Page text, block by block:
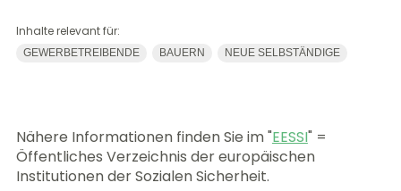
Inhalte relevant für:
GEWERBETREIBENDE BAUERN NEUE SELBSTÄNDIGE
Nähere Informationen finden Sie im "EESSI" =
Öffentliches Verzeichnis der europäischen
Institutionen der Sozialen Sicherheit.